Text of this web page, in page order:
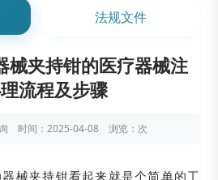
法规文件
械夹持钳的医疗器械注
流程及步骤
时间：2025-04-08 浏览： 次
械夹持钳看起来就是个简单的工